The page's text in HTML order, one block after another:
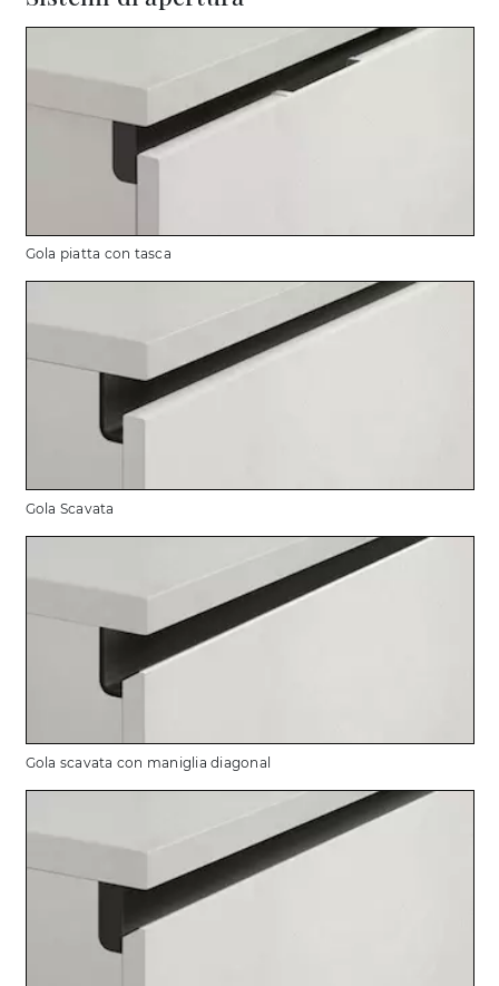
Gola piatta con tasca
Gola Scavata
Gola scavata con maniglia diagonal